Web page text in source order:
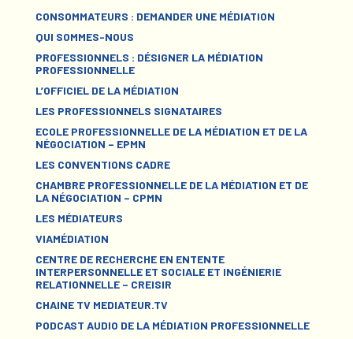
CONSOMMATEURS : DEMANDER UNE MÉDIATION
QUI SOMMES-NOUS
PROFESSIONNELS : DÉSIGNER LA MÉDIATION
PROFESSIONNELLE
L’OFFICIEL DE LA MÉDIATION
LES PROFESSIONNELS SIGNATAIRES
ECOLE PROFESSIONNELLE DE LA MÉDIATION ET DE LA
NÉGOCIATION – EPMN
LES CONVENTIONS CADRE
CHAMBRE PROFESSIONNELLE DE LA MÉDIATION ET DE
LA NÉGOCIATION – CPMN
LES MÉDIATEURS
VIAMÉDIATION
CENTRE DE RECHERCHE EN ENTENTE
INTERPERSONNELLE ET SOCIALE ET INGÉNIERIE
RELATIONNELLE – CREISIR
CHAINE TV MEDIATEUR.TV
PODCAST AUDIO DE LA MÉDIATION PROFESSIONNELLE